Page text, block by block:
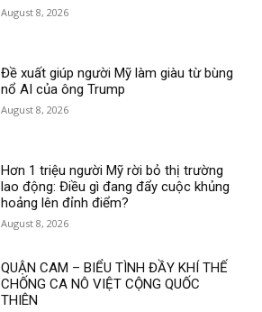
August 8, 2026
Đề xuất giúp người Mỹ làm giàu từ bùng
nổ AI của ông Trump
August 8, 2026
Hơn 1 triệu người Mỹ rời bỏ thị trường
lao động: Điều gì đang đẩy cuộc khủng
hoảng lên đỉnh điểm?
August 8, 2026
QUẬN CAM – BIỂU TÌNH ĐẦY KHÍ THẾ
CHỐNG CA NÔ VIỆT CỘNG QUỐC
THIÊN